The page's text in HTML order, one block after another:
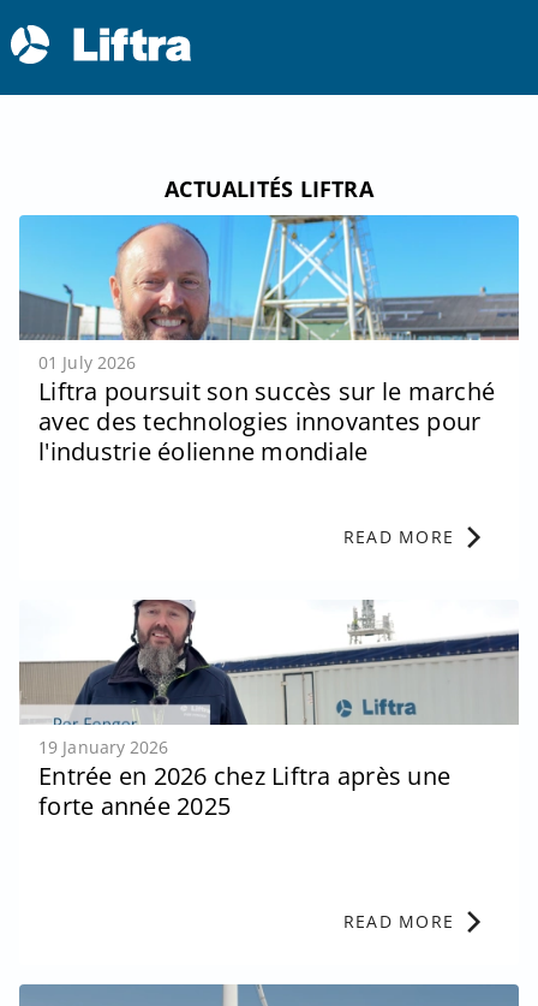
ACTUALITÉS LIFTRA
01 July 2026
Liftra poursuit son succès sur le marché
avec des technologies innovantes pour
l'industrie éolienne mondiale
READ MORE chevron_right
19 January 2026
Entrée en 2026 chez Liftra après une
forte année 2025
READ MORE chevron_right